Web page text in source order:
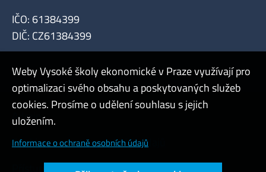
IČO: 61384399
DIČ: CZ61384399
Admin
Cookies a ochrana osobních údajů
Přístupnost webu
Weby Vysoké školy ekonomické v Praze využívají pro
optimalizaci svého obsahu a poskytovaných služeb
cookies. Prosíme o udělení souhlasu s jejich
uložením.
Informace o ochraně osobních údajů